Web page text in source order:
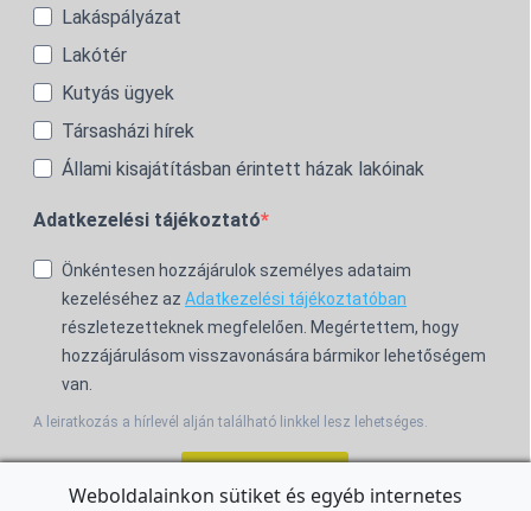
Lakáspályázat
Lakótér
Kutyás ügyek
Társasházi hírek
Állami kisajátításban érintett házak lakóinak
Adatkezelési tájékoztató
Önkéntesen hozzájárulok személyes adataim
kezeléséhez az Adatkezelési tájékoztatóban
részletezetteknek megfelelően. Megértettem, hogy
hozzájárulásom visszavonására bármikor lehetőségem
van.
A leiratkozás a hírlevél alján található linkkel lesz lehetséges.
Weboldalainkon sütiket és egyéb internetes